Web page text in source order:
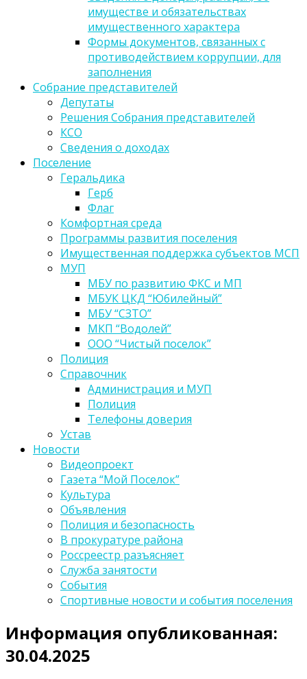
имуществе и обязательствах
имущественного характера
Формы документов, связанных с
противодействием коррупции, для
заполнения
Собрание представителей
Депутаты
Решения Собрания представителей
КСО
Сведения о доходах
Поселение
Геральдика
Герб
Флаг
Комфортная среда
Программы развития поселения
Имущественная поддержка субъектов МСП
МУП
МБУ по развитию ФКС и МП
МБУК ЦКД “Юбилейный”
МБУ “СЗТО”
МКП “Водолей”
ООО “Чистый поселок”
Полиция
Справочник
Администрация и МУП
Полиция
Телефоны доверия
Устав
Новости
Видеопроект
Газета “Мой Поселок”
Культура
Объявления
Полиция и безопасность
В прокуратуре района
Россреестр разъясняет
Служба занятости
События
Спортивные новости и события поселения
Информация опубликованная:
30.04.2025